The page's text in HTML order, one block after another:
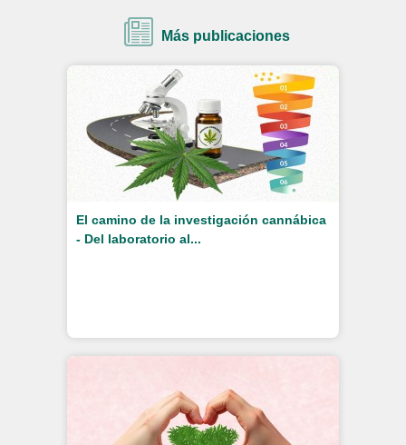
Más publicaciones
El camino de la investigación cannábica
- Del laboratorio al...